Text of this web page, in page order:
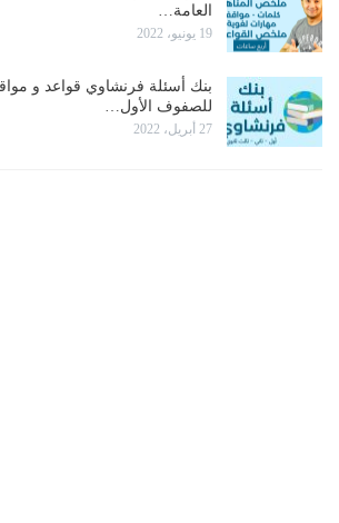
العامة…
19 يونيو، 2022
بنك أسئلة فرنشاوي قواعد و
للصفوف الأول…
27 أبريل، 2022